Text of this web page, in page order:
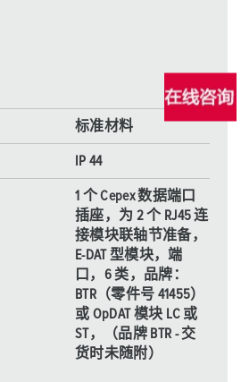
标准材料
IP 44
1 个 Cepex 数据端口
插座，为 2 个 RJ45 连
接模块联轴节准备，
E-DAT 型模块，端
口，6 类，品牌：
BTR（零件号 41455）
或 OpDAT 模块 LC 或
ST，（品牌 BTR - 交
货时未随附）